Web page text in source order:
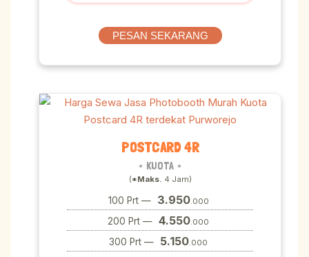
PESAN SEKARANG
POSTCARD 4R
⋆ KUOTA ⋆
(*Maks. 4 Jam)
100 Prt — 3.950.000
200 Prt — 4.550 .000
300 Prt — 5.150 .000